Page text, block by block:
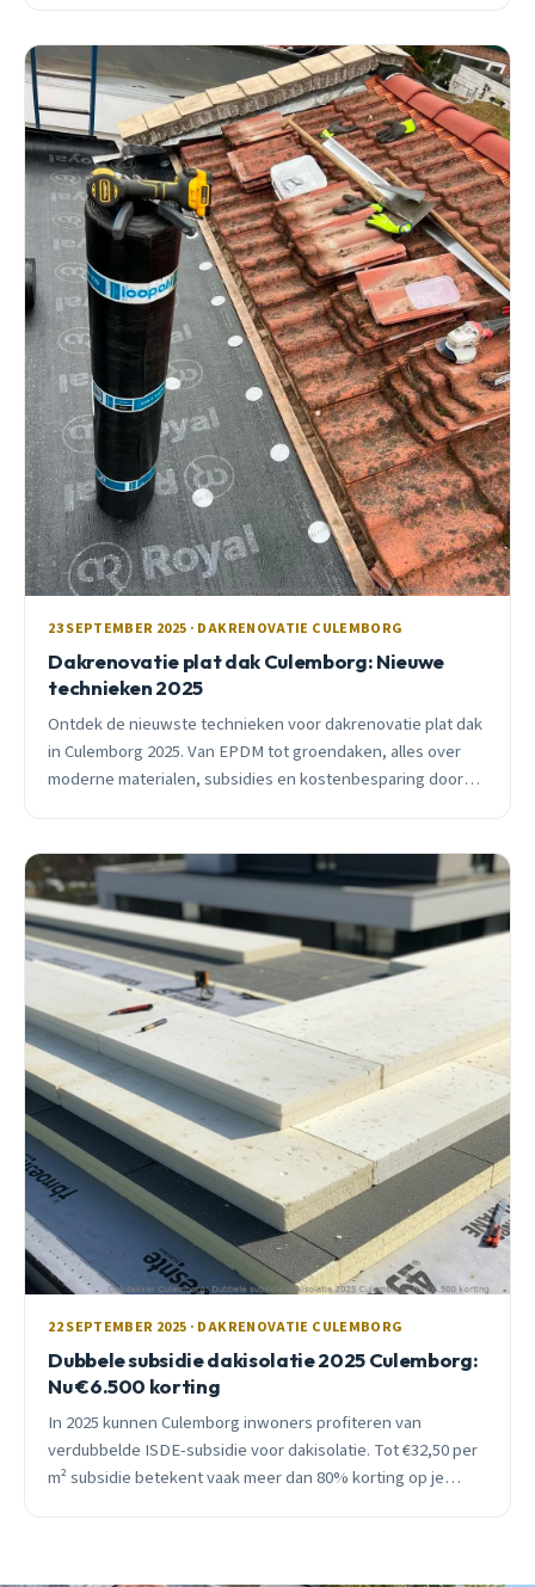
23 SEPTEMBER 2025 · DAKRENOVATIE CULEMBORG
Dakrenovatie plat dak Culemborg: Nieuwe
technieken 2025
Ontdek de nieuwste technieken voor dakrenovatie plat dak
in Culemborg 2025. Van EPDM tot groendaken, alles over
moderne materialen, subsidies en kostenbesparing door
22 SEPTEMBER 2025 · DAKRENOVATIE CULEMBORG
Dubbele subsidie dakisolatie 2025 Culemborg:
Nu €6.500 korting
In 2025 kunnen Culemborg inwoners profiteren van
verdubbelde ISDE-subsidie voor dakisolatie. Tot €32,50 per
m² subsidie betekent vaak meer dan 80% korting op je